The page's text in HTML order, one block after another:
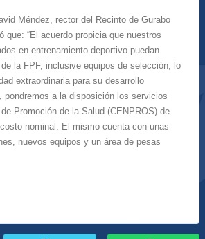
Méndez, rector del Recinto de Gurabo
que: “El acuerdo propicia que nuestros
en entrenamiento deportivo puedan
la FPF, inclusive equipos de selección, lo
extraordinaria para su desarrollo
pondremos a la disposición los servicios
Promoción de la Salud (CENPROS) de
nominal. El mismo cuenta con unas
nuevos equipos y un área de pesas